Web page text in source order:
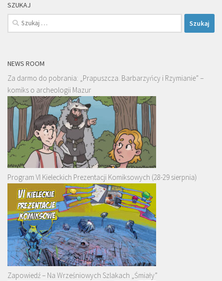
SZUKAJ
Szukaj:
NEWS ROOM
Za darmo do pobrania: „Prapuszcza. Barbarzyńcy i Rzymianie” –
komiks o archeologii Mazur
Program VI Kieleckich Prezentacji Komiksowych (28-29 sierpnia)
Zapowiedź – Na Wrześniowych Szlakach „Śmiały”